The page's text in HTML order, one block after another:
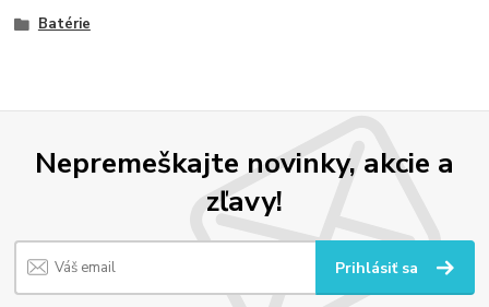
Batérie
Nepremeškajte novinky, akcie a
zľavy!
Prihlásiť sa